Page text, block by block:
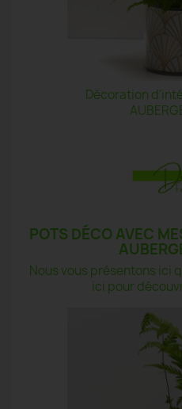
Décoration
POTS DÉCO AVEC
Nous vous présentons ici
ici pour